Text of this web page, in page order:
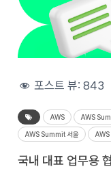
포스트 뷰:843
AWS AWS
AWS Summit 서울 AWS
국내 대표 업무용